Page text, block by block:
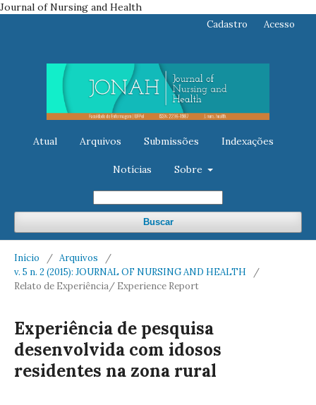
Journal of Nursing and Health
Atual Arquivos Submissões Indexações
Notícias Sobre
Buscar
Cadastro Acesso
Início / Arquivos
/
v. 5 n. 2 (2015): JOURNAL OF NURSING AND HEALTH
/
Relato de Experiência/ Experience Report
Experiência de pesquisa
desenvolvida com idosos
residentes na zona rural